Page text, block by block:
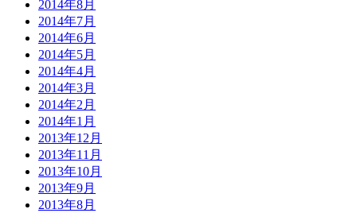
2014年8月
2014年7月
2014年6月
2014年5月
2014年4月
2014年3月
2014年2月
2014年1月
2013年12月
2013年11月
2013年10月
2013年9月
2013年8月